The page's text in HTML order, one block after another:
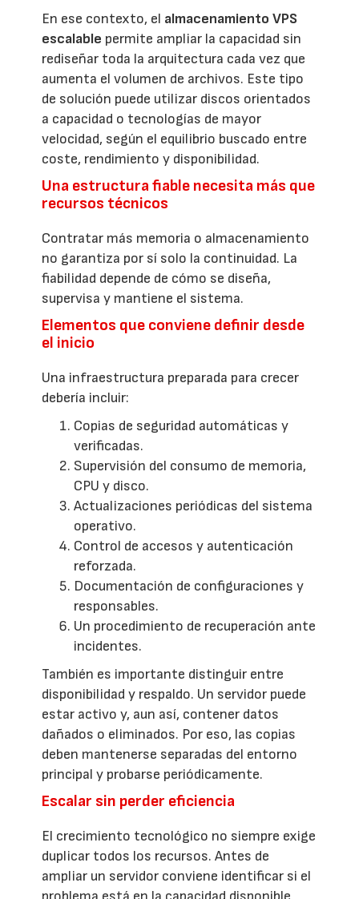
En ese contexto, el almacenamiento VPS
escalable permite ampliar la capacidad sin
rediseñar toda la arquitectura cada vez que
aumenta el volumen de archivos. Este tipo
de solución puede utilizar discos orientados
a capacidad o tecnologías de mayor
velocidad, según el equilibrio buscado entre
coste, rendimiento y disponibilidad.
Una estructura fiable necesita más que
recursos técnicos
Contratar más memoria o almacenamiento
no garantiza por sí solo la continuidad. La
fiabilidad depende de cómo se diseña,
supervisa y mantiene el sistema.
Elementos que conviene definir desde
el inicio
Una infraestructura preparada para crecer
debería incluir:
Copias de seguridad automáticas y
verificadas.
Supervisión del consumo de memoria,
CPU y disco.
Actualizaciones periódicas del sistema
operativo.
Control de accesos y autenticación
reforzada.
Documentación de configuraciones y
responsables.
Un procedimiento de recuperación ante
incidentes.
También es importante distinguir entre
disponibilidad y respaldo. Un servidor puede
estar activo y, aun así, contener datos
dañados o eliminados. Por eso, las copias
deben mantenerse separadas del entorno
principal y probarse periódicamente.
Escalar sin perder eficiencia
El crecimiento tecnológico no siempre exige
duplicar todos los recursos. Antes de
ampliar un servidor conviene identificar si el